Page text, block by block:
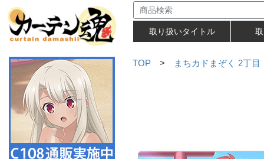
取り扱いタイトル
TOP > まちカドまぞく 2丁目